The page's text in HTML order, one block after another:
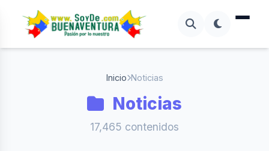
Inicio Noticias
Noticias
17,465 contenidos